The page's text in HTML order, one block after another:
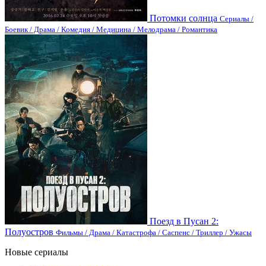
Потомки солнца Сериалы /
Боевик / Драма / Комедия / Медицина / Мелодрама / Романтика
Поезд в Пусан 2:
Полуостров Фильмы / Драма / Катастрофа / Саспенс / Триллер / Ужасы
Новые сериалы